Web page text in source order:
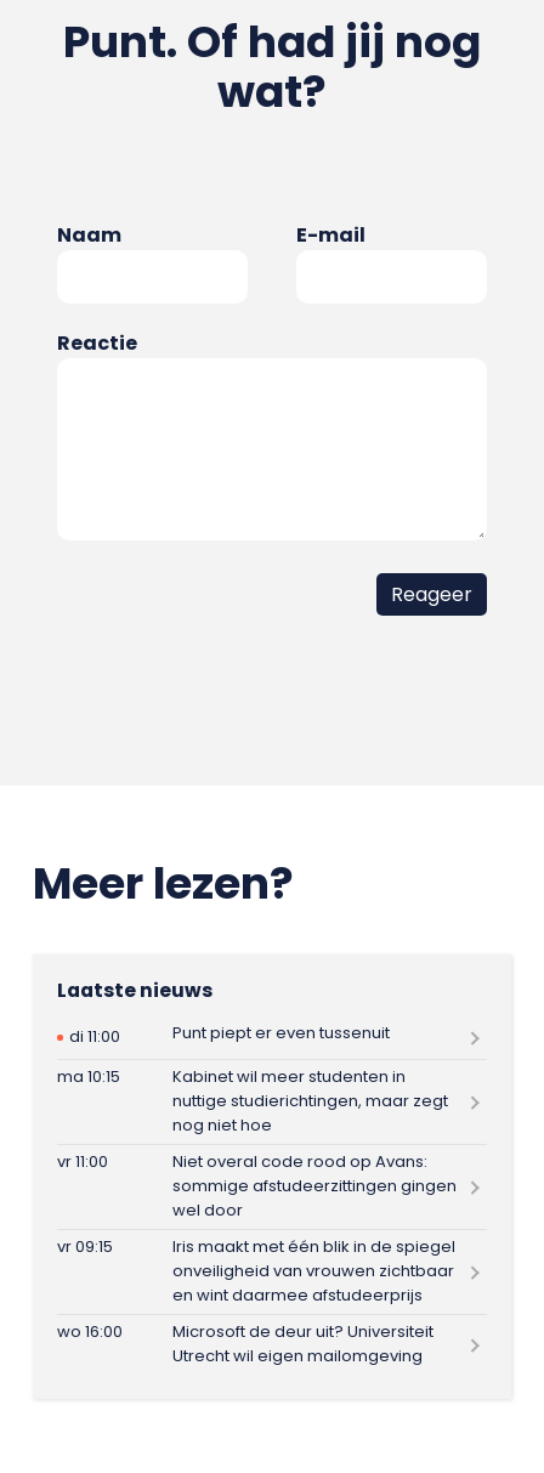
Punt. Of had jij nog
wat?
Naam E-mail
Reactie
Meer lezen?
Laatste nieuws
di 11:00
Punt piept er even tussenuit
ma 10:15
Kabinet wil meer studenten in
nuttige studierichtingen, maar zegt
nog niet hoe
vr 11:00
Niet overal code rood op Avans:
sommige afstudeerzittingen gingen
wel door
vr 09:15
Iris maakt met één blik in de spiegel
onveiligheid van vrouwen zichtbaar
en wint daarmee afstudeerprijs
wo 16:00
Microsoft de deur uit? Universiteit
Utrecht wil eigen mailomgeving